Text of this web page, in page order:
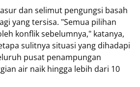
dan selimut pengungsi basah
yang tersisa. "Semua pilihan
konflik sebelumnya," katanya,
sulitnya situasi yang dihadapi
pusat penampungan
air naik hingga lebih dari 10